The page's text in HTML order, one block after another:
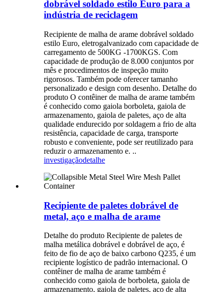
dobrável soldado estilo Euro para a
indústria de reciclagem
Recipiente de malha de arame dobrável soldado
estilo Euro, eletrogalvanizado com capacidade de
carregamento de 500KG -1700KGS. Com
capacidade de produção de 8.000 conjuntos por
mês e procedimentos de inspeção muito
rigorosos. Também pode oferecer tamanho
personalizado e design com desenho. Detalhe do
produto O contêiner de malha de arame também
é conhecido como gaiola borboleta, gaiola de
armazenamento, gaiola de paletes, aço de alta
qualidade endurecido por soldagem a frio de alta
resistência, capacidade de carga, transporte
robusto e conveniente, pode ser reutilizado para
reduzir o armazenamento e. ..
investigaçãodetalhe
Recipiente de paletes dobrável de
metal, aço e malha de arame
Detalhe do produto Recipiente de paletes de
malha metálica dobrável e dobrável de aço, é
feito de fio de aço de baixo carbono Q235, é um
recipiente logístico de padrão internacional. O
contêiner de malha de arame também é
conhecido como gaiola de borboleta, gaiola de
armazenamento, gaiola de paletes, aço de alta